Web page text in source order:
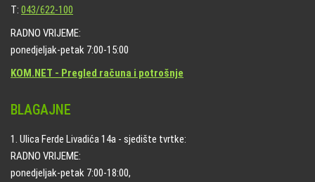
T: 043/622-100
RADNO VRIJEME:
ponedjeljak-petak 7:00-15:00
KOM.NET - Pregled računa i potrošnje
BLAGAJNE
1. Ulica Ferde Livadića 14a - sjedište tvrtke:
RADNO VRIJEME:
ponedjeljak-petak 7:00-18:00,